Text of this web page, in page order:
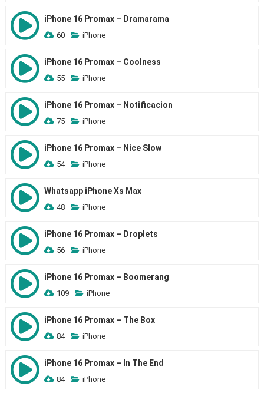
iPhone 16 Promax – Dramarama
60 iPhone
iPhone 16 Promax – Coolness
55 iPhone
iPhone 16 Promax – Notificacion
75 iPhone
iPhone 16 Promax – Nice Slow
54 iPhone
Whatsapp iPhone Xs Max
48 iPhone
iPhone 16 Promax – Droplets
56 iPhone
iPhone 16 Promax – Boomerang
109 iPhone
iPhone 16 Promax – The Box
84 iPhone
iPhone 16 Promax – In The End
84 iPhone